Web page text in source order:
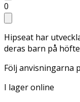
0
Hipseat har
deras barn på
Följ anvisningarna
I lager online